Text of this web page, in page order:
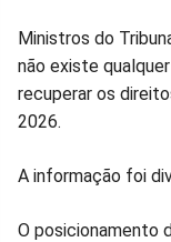
Compartilhar
no
no
Ministros do
não existe
recuperar os
2026.
A informação foi
O posicionamento